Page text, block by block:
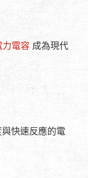
電容 成為現代
快速反應的電